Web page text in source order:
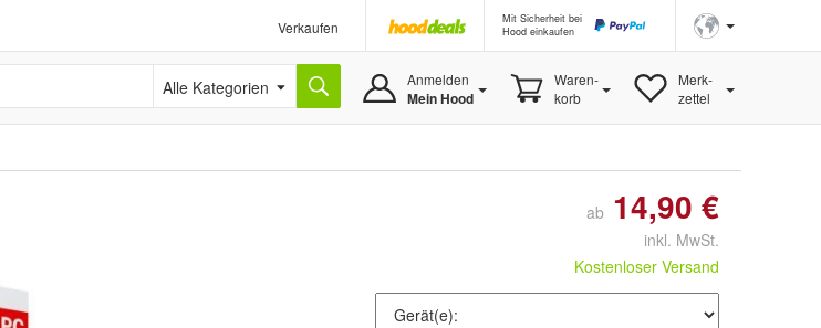
Verkaufen
Mit Sicherheit bei
Hood einkaufen
Alle Kategorien Anmelden
Mein Hood
Waren-
korb
Merk-
zettel
ab 14,90 €
inkl. MwSt.
Kostenloser Versand